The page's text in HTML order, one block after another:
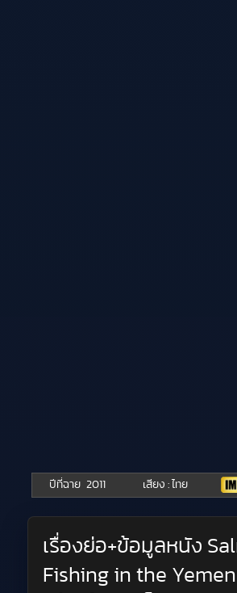
ปีที่ฉาย 2011 เสียง : ไทย
เรื่องย่อ+ข้อมูลหนัง
Fishing in the Yemen